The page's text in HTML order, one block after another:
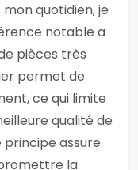
quotidien, je
notable a
pièces très
permet de
ce qui limite
qualité de
principe assure
la